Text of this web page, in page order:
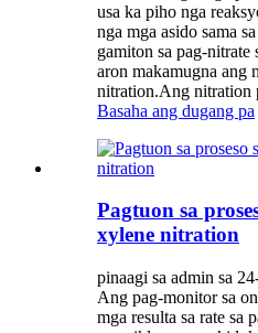
usa ka piho nga
nga mga asido sama
gamiton sa pag-nitrate
aron makamugna ang
nitration.Ang nitration
Basaha ang dugang pa
Pagtuon sa
xylene nitration
pinaagi sa admin sa
Ang pag-monitor sa
mga resulta sa rate sa